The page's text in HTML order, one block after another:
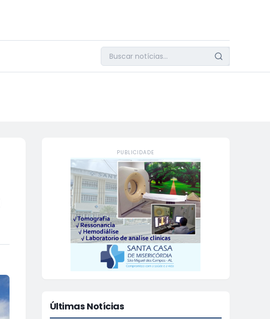
PUBLICIDADE
Últimas Notícias